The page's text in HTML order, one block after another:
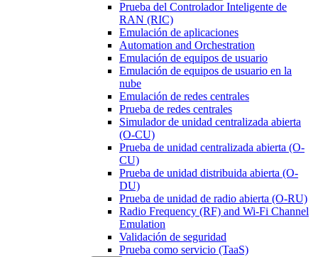
Prueba del Controlador Inteligente de
RAN (RIC)
Emulación de aplicaciones
Automation and Orchestration
Emulación de equipos de usuario
Emulación de equipos de usuario en la
nube
Emulación de redes centrales
Prueba de redes centrales
Simulador de unidad centralizada abierta
(O-CU)
Prueba de unidad centralizada abierta (O-
CU)
Prueba de unidad distribuida abierta (O-
DU)
Prueba de unidad de radio abierta (O-RU)
Radio Frequency (RF) and Wi-Fi Channel
Emulation
Validación de seguridad
Prueba como servicio (TaaS)